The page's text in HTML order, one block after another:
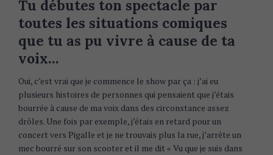
Tu débutes ton spectacle par
toutes les situations comiques
que tu as pu vivre à cause de ta
voix…
Oui, c’est vrai que je commence le show par ça : j’ai eu
plusieurs histoires de personnes qui pensaient que j’étais
bourrée à cause de ma voix dans des circonstance assez
drôles. Une fois par exemple, j’étais en retard pour un
concert vers Pigalle et je ne trouvais plus la rue, j’arrête un
mec bourré sur son scooter et il me dit « Vu que je suis dans